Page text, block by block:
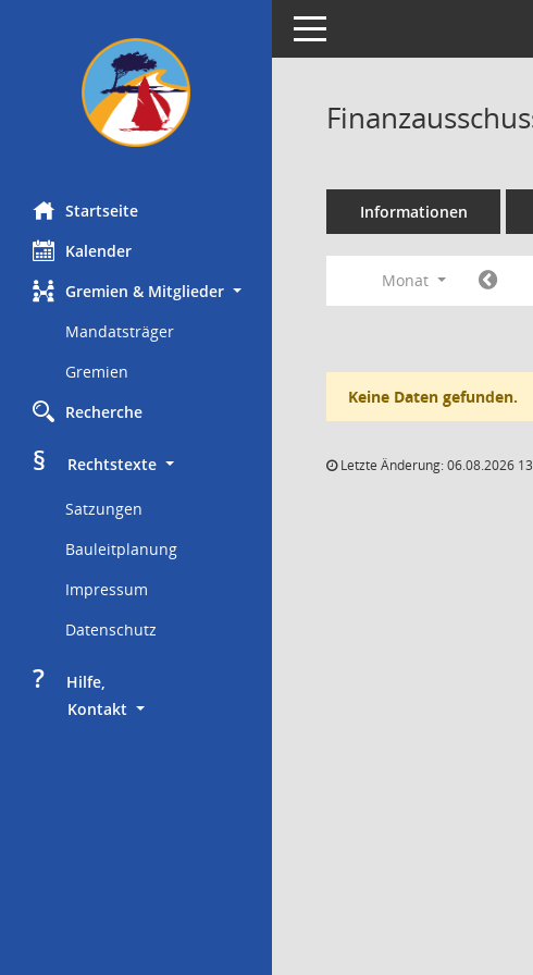
Startseite
Kalender
Gremien & Mitglieder
Mandatsträger
Gremien
Recherche
§
     Rechtstexte
Satzungen
Bauleitplanung
Impressum
Datenschutz
?
     Hilfe,
Kontakt
Toggle navigation
Informationen
Monat
Keine Daten gefunden.
Letzte Änderung: 06.08.2026